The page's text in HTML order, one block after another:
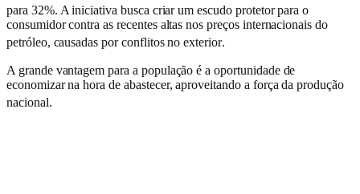
para 32%. A iniciativa busca criar um escudo protetor para o
consumidor contra as recentes altas nos preços internacionais do
petróleo, causadas por conflitos no exterior.
A grande vantagem para a população é a oportunidade de
economizar na hora de abastecer, aproveitando a força da produção
nacional.